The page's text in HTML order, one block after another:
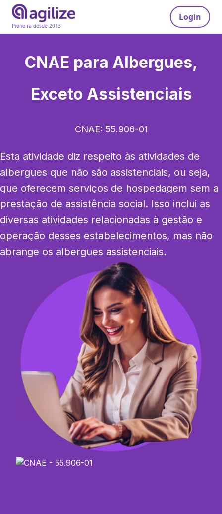
Pioneira desde 2013
Login
CNAE para Albergues,
Exceto Assistenciais
CNAE: 55.906-01
Esta atividade diz respeito às atividades de
albergues que não são assistenciais, ou seja,
que oferecem serviços de hospedagem sem a
prestação de assistência social. Isso inclui as
diversas atividades relacionadas à gestão e
operação desses estabelecimentos, mas não
abrange os albergues assistenciais.